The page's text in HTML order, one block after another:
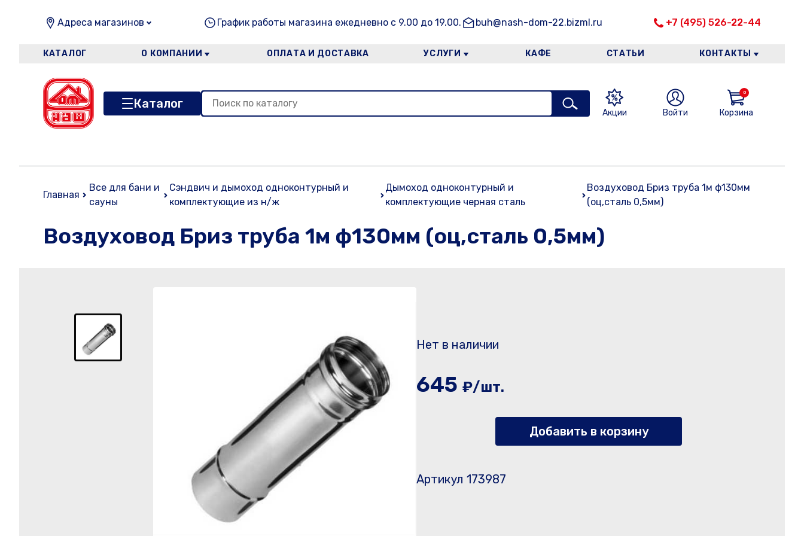
Адреса магазинов График работы магазина ежедневно с 9.00 до 19.00. buh@nash-dom-22.bizml.ru +7 (495) 526-22-44
КАТАЛОГ О КОМПАНИИ ОПЛАТА И ДОСТАВКА УСЛУГИ КАФЕ СТАТЬИ КОНТАКТЫ
Каталог
Акции Войти Корзина
0
Главная
Все для бани и
сауны
Сэндвич и дымоход одноконтурный и
комплектующие из н/ж
Дымоход одноконтурный и
комплектующие черная сталь
Воздуховод Бриз труба 1м ф130мм
(оц,сталь 0,5мм)
Воздуховод Бриз труба 1м ф130мм (оц,сталь 0,5мм)
Нет в наличии
645 ₽/шт.
Добавить в корзину
Артикул 173987